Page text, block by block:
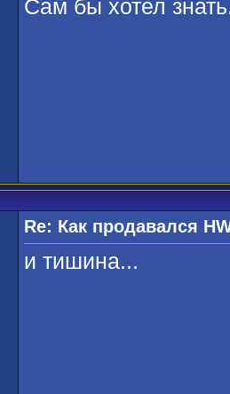
Сам бы хотел
Re: Как продавался
и тишина...